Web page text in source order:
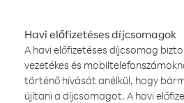
Havi előfizetéses díjcsomagok
A havi előfizetéses díjcsomag
vezetékes és
történő hívását anélkül, hogy
újítani a díjcsomagot. A havi